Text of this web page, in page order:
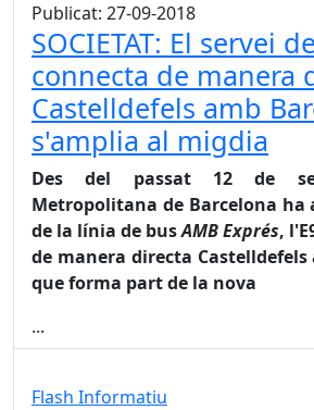
Publicat: 27-09-2018
SOCIETAT: El servei
connecta de manera
Castelldefels amb
s'amplia al migdia
Des del passat 12 de
Metropolitana de Barcelona ha
de la línia de busAMB Exprés,
de manera directa
que forma part de la nova
...
Flash Informatiu